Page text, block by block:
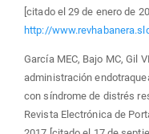
[citado el 29 de enero de
http://
García MEC, Bajo MC, Gil
administración
con síndrome de distrés
Revista Electrónica de